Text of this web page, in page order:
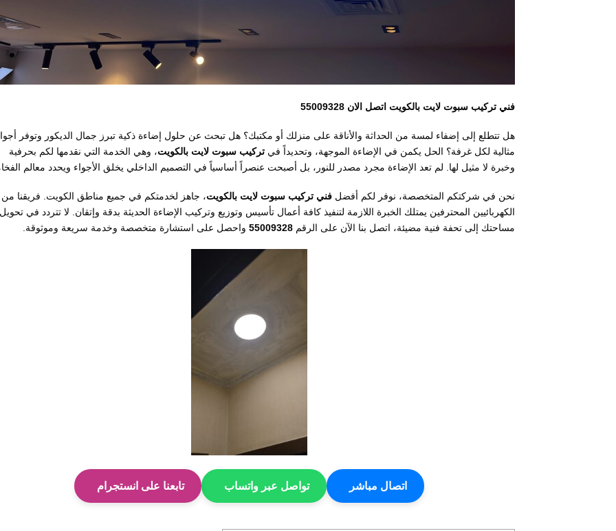
فني تركيب سبوت لايت بالكويت اتصل الان 55009328
هل تتطلع إلى إضفاء لمسة من الحداثة والأناقة على منزلك أو مكتبك؟ هل تبحث عن حلول إضاءة ذكية تبرز جمال الديكور وتوفر
مثالية لكل غرفة؟ الحل يكمن في الإضاءة الموجهة، وتحديداً في تركيب سبوت لايت بالكويت، وهي الخدمة التي نقدمها لكم بحرفية
وخبرة لا مثيل لها. لم تعد الإضاءة مجرد مصدر للنور، بل أصبحت عنصراً أساسياً في التصميم الداخلي يخلق الأجواء ويحدد معالم
نحن في شركتكم المتخصصة، نوفر لكم أفضل فني تركيب سبوت لايت بالكويت، جاهز لخدمتكم في جميع مناطق الكويت. فريقنا من
الكهربائيين المحترفين يمتلك الخبرة اللازمة لتنفيذ كافة أعمال تأسيس وتوزيع وتركيب الإضاءة الحديثة بدقة وإتقان. لا تتردد في تحويل
مساحتك إلى تحفة فنية مضيئة، اتصل بنا الآن على الرقم 55009328 واحصل على استشارة متخصصة وخدمة سريعة وموثوقة.
اتصال مباشر تواصل عبر واتساب تابعنا على انستجرام